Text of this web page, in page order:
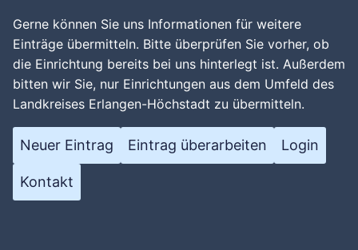
Gerne können Sie uns Informationen für weitere
Einträge übermitteln. Bitte überprüfen Sie vorher, ob
die Einrichtung bereits bei uns hinterlegt ist. Außerdem
bitten wir Sie, nur Einrichtungen aus dem Umfeld des
Landkreises Erlangen-Höchstadt zu übermitteln.
Neuer Eintrag Eintrag überarbeiten Login
Kontakt